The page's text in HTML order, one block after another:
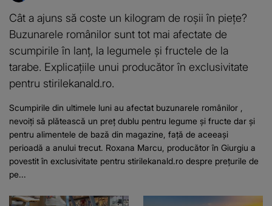
Cât a ajuns să coste un kilogram de roșii în piețe?
Buzunarele românilor sunt tot mai afectate de
scumpirile în lanț, la legumele și fructele de la
tarabe. Explicațiile unui producător în exclusivitate
pentru stirilekanald.ro.
Scumpirile din ultimele luni au afectat buzunarele românilor ,
nevoiți să plătească un preț dublu pentru legume și fructe dar și
pentru alimentele de bază din magazine, față de aceeași
perioadă a anului trecut. Roxana Marcu, producător în Giurgiu a
povestit în exclusivitate pentru stirilekanald.ro despre prețurile de
pe...